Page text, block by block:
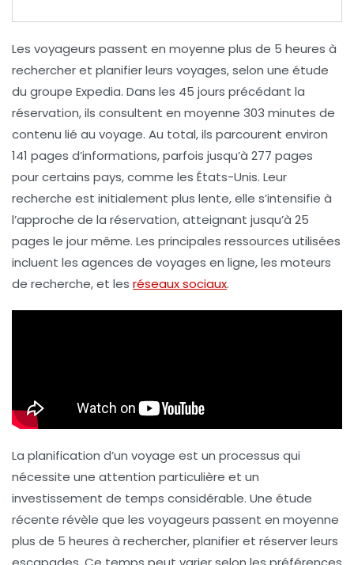
Les voyageurs passent en moyenne plus de 5 heures à
rechercher et planifier leurs voyages, selon une étude
du groupe Expedia. Dans les 45 jours précédant la
réservation, ils consultent en moyenne 303 minutes de
contenu lié au voyage. Au total, ils parcourent environ
141 pages d’informations, parfois jusqu’à 277 pages
pour certains pays, comme les États-Unis. Leur
recherche est initialement plus lente, elle s’intensifie à
l’approche de la réservation, atteignant jusqu’à 25
pages le jour même. Les principales ressources utilisées
incluent les agences de voyages en ligne, les moteurs
de recherche, et les réseaux sociaux.
La planification d’un voyage est un processus qui
nécessite une attention particulière et un
investissement de temps considérable. Une étude
récente révèle que les voyageurs passent en moyenne
plus de 5 heures à rechercher, planifier et réserver leurs